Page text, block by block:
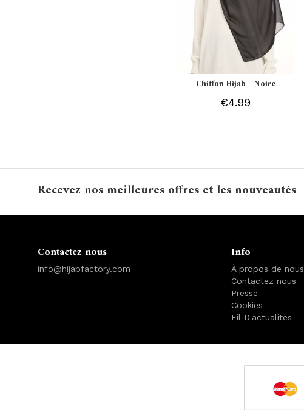
Chiffon Hijab - Noire
€4.99
Recevez nos meilleures offres et les nouveautés
Contactez nous
info@hijabfactory.com
Info
À propos de nous
Contactez nous
Presse
Cookies
Fil D'actualitès